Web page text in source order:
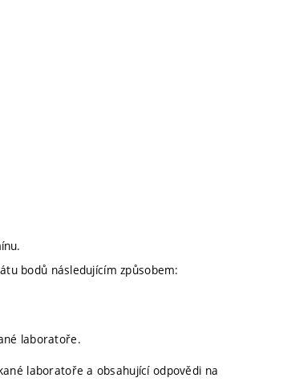
bodů následujícím způsobem:
laboratoře.
laboratoře a obsahující odpovědi na